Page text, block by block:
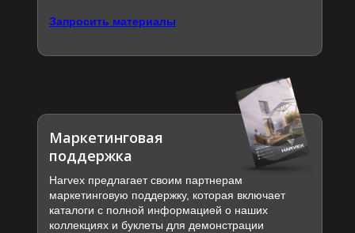
Harvex предлагает своим партнерам
маркетинговую поддержку, которая включает
каталоги с полной информацией о наших
коллекциях и буклеты для демонстрации
Маркетинговая
поддержка
Запросить материалы